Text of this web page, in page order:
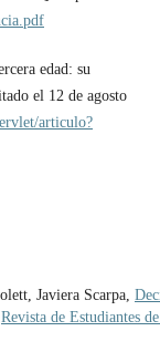
edad: su
el 12 de agosto
articulo?
Javiera Scarpa,
Revista de Estudiantes